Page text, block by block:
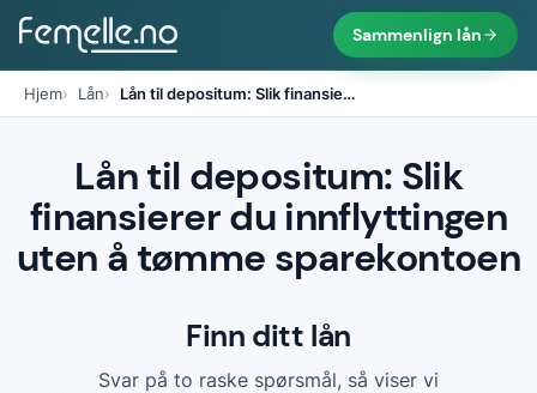
Sammenlign lån
Hjem Lån Lån til depositum: Slik finansie…
Lån til depositum: Slik
finansierer du innflyttingen
uten å tømme sparekontoen
Finn ditt lån
Svar på to raske spørsmål, så viser vi